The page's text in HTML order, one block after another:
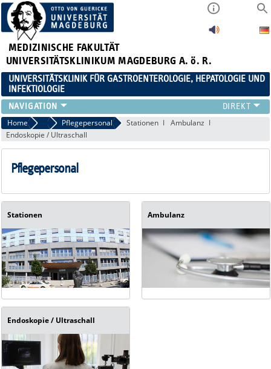
MEDIZINISCHE FAKULTÄT
UNIVERSITÄTSKLINIKUM MAGDEBURG A. ö. R.
UNIVERSITÄTSKLINIK FÜR GASTROENTEROLOGIE, HEPATOLOGIE UND
INFEKTIOLOGIE
TEAM
KLINIK
ZUWEISER
PATIENTEN
Home Team Pflegepersonal Stationen
Ambulanz
Endoskopie / Ultraschall
Pflegepersonal
Stationen Ambulanz
Endoskopie / Ultraschall